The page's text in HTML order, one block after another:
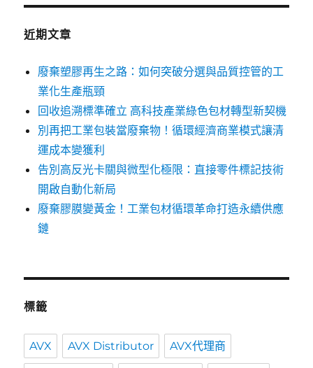
近期文章
廢棄塑膠再生之路：如何突破分選與品質控管的工
業化生產瓶頸
回收追溯標準確立 高科技產業綠色包材轉型新契機
別再把工業包裝當廢棄物！循環經濟商業模式讓清
運成本變獲利
告別高反光卡關與微型化極限：直接零件標記技術
開啟自動化新局
廢棄膠膜變黃金！工業包材循環革命打造永續供應
鏈
標籤
AVX AVX Distributor AVX代理商